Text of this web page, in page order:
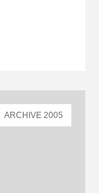
ARCHIVE 2005